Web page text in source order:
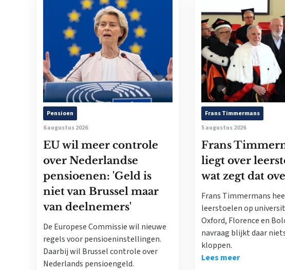
Pensioen
6 augustus 2026
EU wil meer controle
over Nederlandse
pensioenen: 'Geld is
niet van Brussel maar
van deelnemers'
De Europese Commissie wil nieuwe
regels voor pensioeninstellingen.
Daarbij wil Brussel controle over
Nederlands pensioengeld.
Frans Timmermans
5 augustus 2026
Frans
liegt over
wat zegt dat
Frans Timmermans
leerstoelen op
Oxford, Florence en
navraag blijkt daar
kloppen.
Lees meer